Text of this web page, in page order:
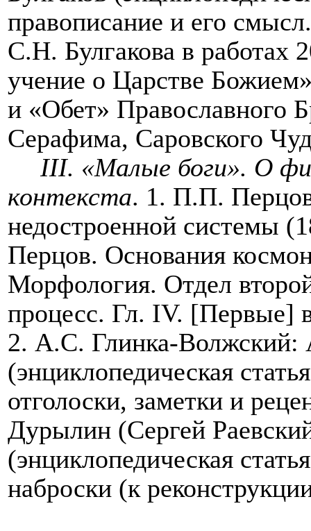
правописание и его
С.Н. Булгакова в работах
учение о Царстве
и «Обет» Православного
Серафима, Саровского
III. «Малые боги». О
контекста. 1. П.П.
недостроенной системы
Перцов. Основания
Морфология. Отдел
процесс. Гл. IV. [Первые]
2. А.С. Глинка-Волжский:
(энциклопедическая
отголоски, заметки и
Дурылин (Сергей
(энциклопедическая
наброски (к